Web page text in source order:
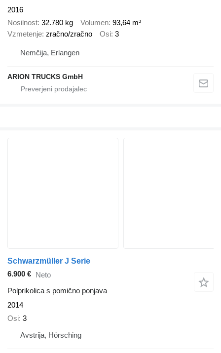
2016
Nosilnost 32.780 kg Volumen 93,64 m³
Vzmetenje zračno/zračno Osi 3
Nemčija, Erlangen
ARION TRUCKS GmbH
Schwarzmüller J Serie
6.900 € Neto
Polprikolica s pomično ponjava
2014
Osi 3
Avstrija, Hörsching